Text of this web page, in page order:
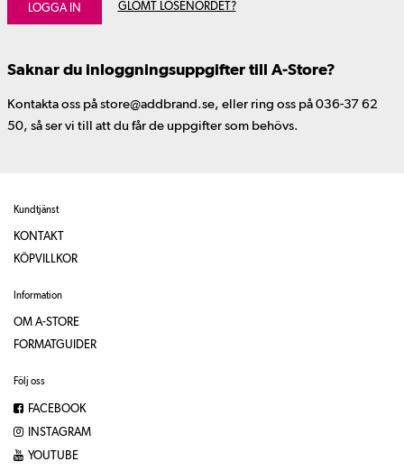
LOGGA IN GLÖMT LÖSENORDET?
Saknar du inloggningsuppgifter till A-Store?
Kontakta oss på store@addbrand.se, eller ring oss på 036-37 62
50, så ser vi till att du får de uppgifter som behövs.
Kundtjänst
KONTAKT
KÖPVILLKOR
Information
OM A-STORE
FORMATGUIDER
Följ oss
FACEBOOK
INSTAGRAM
YOUTUBE